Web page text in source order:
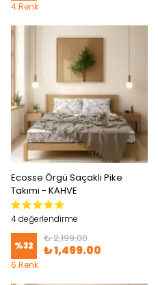
4 Renk
Ecosse Örgü Saçaklı Pike
Takımı - KAHVE
4 değerlendirme
%32
₺ 2,199.00
₺ 1,499.00
6 Renk